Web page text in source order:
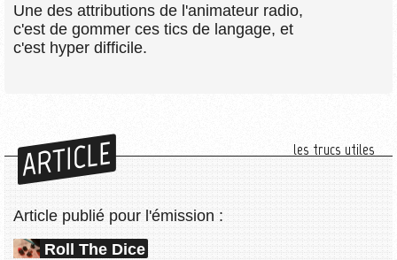
Une des attributions de l'animateur radio,
c'est de gommer ces tics de langage, et
c'est hyper difficile.
ARTICLE les trucs utiles
Article publié pour l'émission :
Roll The Dice